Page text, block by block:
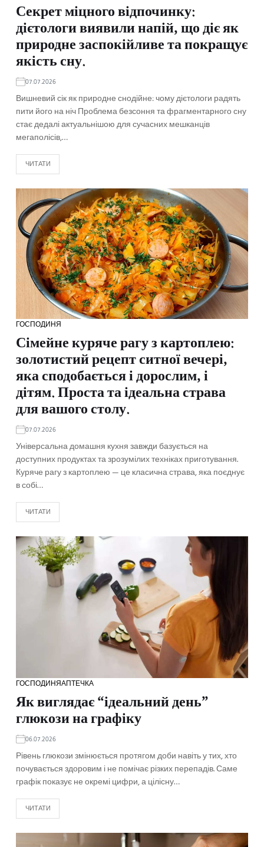
Секрет міцного відпочинку:
дієтологи виявили напій, що діє як
природне заспокійливе та покращує
якість сну.
07.07.2026
Вишневий сік як природне снодійне: чому дієтологи радять
пити його на ніч Проблема безсоння та фрагментарного сну
стає дедалі актуальнішою для сучасних мешканців
мегаполісів,…
ЧИТАТИ
ГОСПОДИНЯ
Сімейне куряче рагу з картоплею:
золотистий рецепт ситної вечері,
яка сподобається і дорослим, і
дітям. Проста та ідеальна страва
для вашого столу.
07.07.2026
Універсальна домашня кухня завжди базується на
доступних продуктах та зрозумілих техніках приготування.
Куряче рагу з картоплею — це класична страва, яка поєднує
в собі…
ЧИТАТИ
ГОСПОДИНЯАПТЕЧКА
Як виглядає “ідеальний день”
глюкози на графіку
06.07.2026
Рівень глюкози змінюється протягом доби навіть у тих, хто
почувається здоровим і не помічає різких перепадів. Саме
графік показує не окремі цифри, а цілісну…
ЧИТАТИ